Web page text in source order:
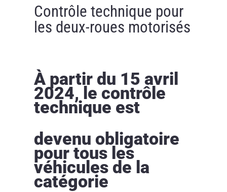
Contrôle technique pour
les deux-roues motorisés
À partir du 15 avril
2024, le contrôle
technique est
devenu obligatoire
pour tous les
véhicules de la
catégorie